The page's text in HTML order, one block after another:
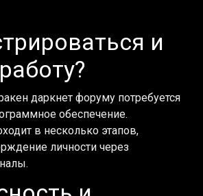
и
даркнет форуму потребуется
обеспечение.
в несколько этапов,
личности через